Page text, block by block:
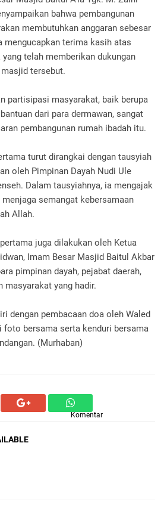
bahwa pembangunan
membutuhkan anggaran sebesar
mengucapkan terima kasih atas
telah memberikan dukungan
tersebut.
partisipasi masyarakat, baik berupa
dari para dermawan, sangat
pembangunan rumah ibadah itu.
turut dirangkai dengan tausyiah
oleh Pimpinan Dayah Nudi Ule
Dalam tausyiahnya, ia mengajak
semangat kebersamaan
Allah.
juga dilakukan oleh Ketua
Imam Besar Masjid Baitul Akbar
pimpinan dayah, pejabat daerah,
masyarakat yang hadir.
dengan pembacaan doa oleh Waled
foto bersama serta kenduri bersama
(Murhaban)
Komentar